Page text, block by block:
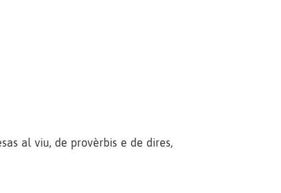
al viu, de provèrbis e de dires,